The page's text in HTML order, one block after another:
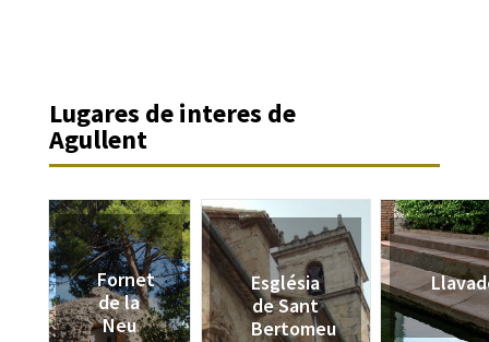
Lugares de interes de
Agullent
Fornet
de la
Neu
Església
de Sant
Bertomeu